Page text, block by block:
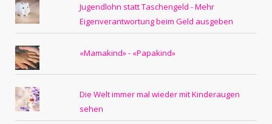
Jugendlohn statt Taschengeld - Mehr
Eigenverantwortung beim Geld ausgeben
«Mamakind» - «Papakind»
Die Welt immer mal wieder mit Kinderaugen
sehen